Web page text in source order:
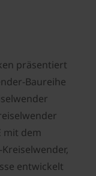
präsentiert
Baureihe
mit dem
entwickelt